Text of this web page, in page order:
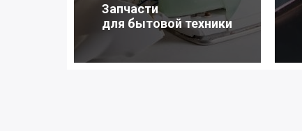
Запчасти
для бытовой техники